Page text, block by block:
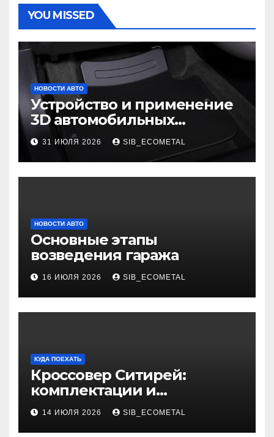
YOU MISSED
НОВОСТИ АВТО
Устройство и применение
3D автомобильных
ковриков
31 ИЮЛЯ 2026 SIB_ECOMETAL
НОВОСТИ АВТО
Основные этапы
возведения гаража
16 ИЮЛЯ 2026 SIB_ECOMETAL
КУДА ПОЕХАТЬ
Кроссовер Ситирей:
комплектации и
характеристики
14 ИЮЛЯ 2026 SIB_ECOMETAL